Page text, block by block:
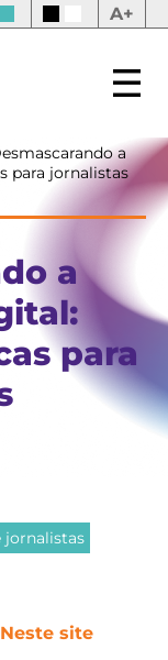
A+
a
para jornalistas
a
para
jornalistas
Neste site